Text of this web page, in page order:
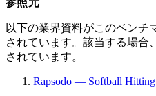
参照元
以下の業界資料がこのベンチ
されています。該当する場合
されています。
Rapsodo — Softball